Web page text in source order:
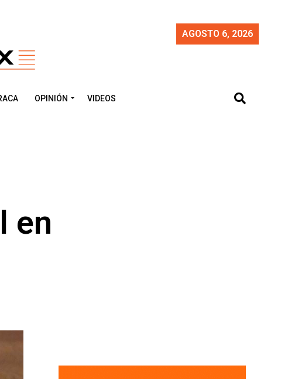
AGOSTO 6, 2026
OPINIÓN VIDEOS
en